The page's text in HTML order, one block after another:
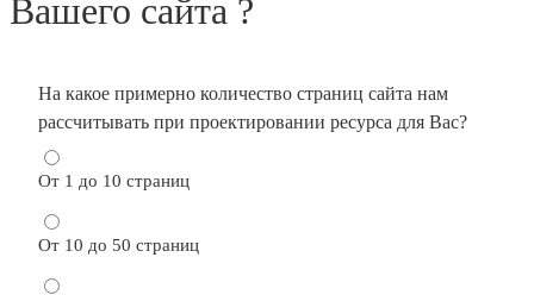
Вашего сайта ?
На какое примерно количество страниц сайта нам
рассчитывать при проектировании ресурса для Вас?
От 1 до 10 страниц
От 10 до 50 страниц